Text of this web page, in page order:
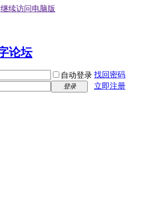
继续访问电脑版
自动登录 找回密码
登录
立即注册